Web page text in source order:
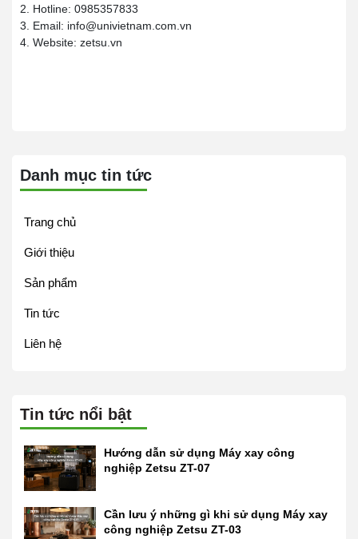
2. Hotline: 0985357833
3. Email: info@univietnam.com.vn
4. Website: zetsu.vn
Danh mục tin tức
Trang chủ
Giới thiệu
Sản phẩm
Tin tức
Liên hệ
Tin tức nổi bật
Hướng dẫn sử dụng Máy xay công
nghiệp Zetsu ZT-07
Cần lưu ý những gì khi sử dụng Máy xay
công nghiệp Zetsu ZT-03